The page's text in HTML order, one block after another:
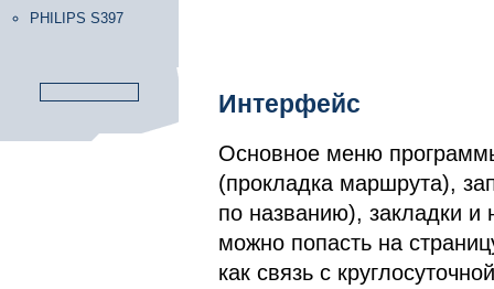
PHILIPS S397
Интерфейс
Основное меню
(прокладка маршрута),
по названию), закладки
можно попасть на
как связь с